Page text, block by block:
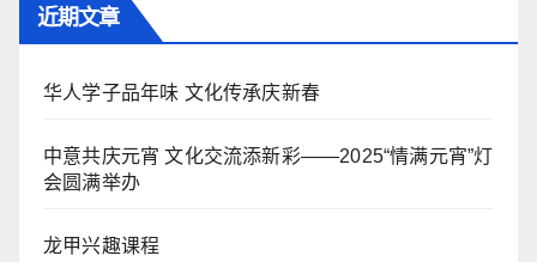
近期文章
华人学子品年味 文化传承庆新春
中意共庆元宵 文化交流添新彩——2025“情满元宵”灯
会圆满举办
龙甲兴趣课程